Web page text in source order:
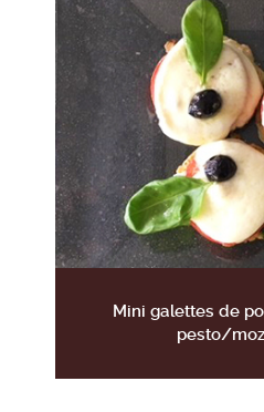
Mini galettes de
pesto/